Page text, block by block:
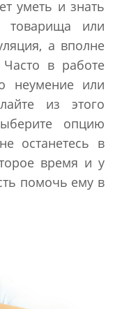
уметь и знать
товарища или
а вполне
Часто в работе
неумение или
из этого
опцию
останетесь в
время и у
помочь ему в